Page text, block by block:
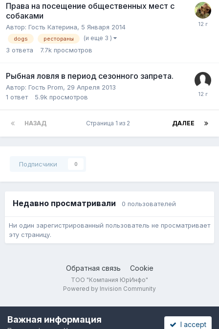
Права на посещение общественных мест с
собаками
Автор: Гость Катерина, 5 Января 2014
dogs рестораны (и еще 3 )
3 ответа 7.7k просмотров
Рыбная ловля в период сезонного запрета.
Автор: Гость Prom, 29 Апреля 2013
1 ответ 5.9k просмотров
НАЗАД ДАЛЕЕ
Страница 1 из 2
Подписчики 0
Недавно просматривали 0 пользователей
Ни один зарегистрированный пользователь не просматривает
эту страницу.
Обратная связь Cookie
ТОО "Компания ЮрИнфо"
Powered by Invision Community
Важная информация I accept